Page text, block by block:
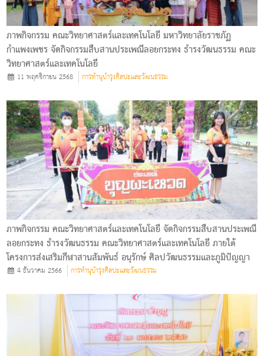
ภาพกิจกรรม คณะวิทยาศาสตร์และเทคโนโลยี มหาวิทยาลัยราชภัฏ
กำแพงเพชร จัดกิจกรรมสืบสานประเพณีลอยกระทง ธำรงวัฒนธรรม คณะ
วิทยาศาสตร์และเทคโนโลยี
11 พฤศจิกายน 2568 การทำนุบำรุงศิลปะและวัฒนธรรม
ภาพกิจกรรม คณะวิทยาศาสตร์และเทคโนโลยี จัดกิจกรรมสืบสานประเพณี
ลอยกระทง ธำรงวัฒนธรรม คณะวิทยาศาสตร์และเทคโนโลยี ภายใต้
โครงการส่งเสริมกีฬาสานสัมพันธ์ อนุรักษ์ ศิลปวัฒนธรรมและภูมิปัญญา
4 ธันวาคม 2566 การทำนุบำรุงศิลปะและวัฒนธรรม